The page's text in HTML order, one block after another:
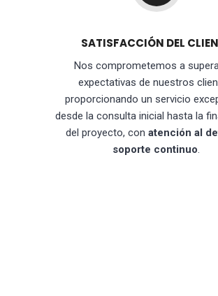
SATISFACCIÓN DEL
Nos comprometemos a
expectativas de nuestros
proporcionando un servicio
desde la consulta inicial hasta la
del proyecto, con atención al
soporte continuo.